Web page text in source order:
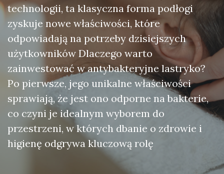
technologii, ta klasyczna forma podłogi
zyskuje nowe właściwości, które
odpowiadają na potrzeby dzisiejszych
użytkowników Dlaczego warto
zainwestować w antybakteryjne lastryko?
Po pierwsze, jego unikalne właściwości
sprawiają, że jest ono odporne na bakterie,
co czyni je idealnym wyborem do
przestrzeni, w których dbanie o zdrowie i
higienę odgrywa kluczową rolę